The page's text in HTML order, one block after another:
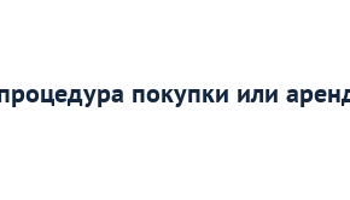
покупки или